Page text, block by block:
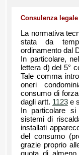
Consulenza legale
La normativa
stata da
ordinamento dal
In particolare,
lettera d) del 5°
Tale comma
oneri
consumo di
dagli artt. 1123 e
In particolare
sistemi di
installati
del consumo
grazie proprio